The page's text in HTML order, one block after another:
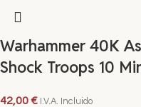
Warhammer 40K
Shock Troops 10
42,00€ I.V.A. Incluido